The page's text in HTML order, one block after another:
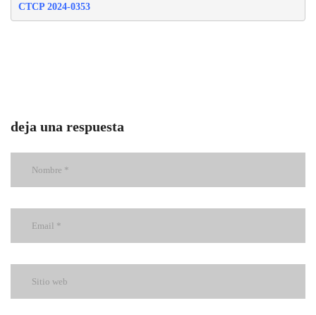
CTCP 2024-0353
deja una respuesta